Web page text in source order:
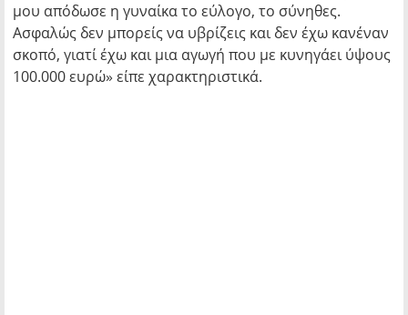
μου απόδωσε η γυναίκα το εύλογο, το σύνηθες.
Ασφαλώς δεν μπορείς να υβρίζεις και δεν έχω κανέναν
σκοπό, γιατί έχω και μια αγωγή που με κυνηγάει ύψους
100.000 ευρώ» είπε χαρακτηριστικά.